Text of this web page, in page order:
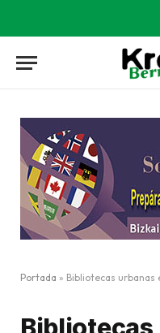
Portada » Bibliotecas urbanas